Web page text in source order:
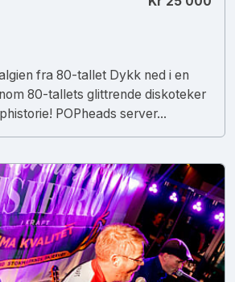
fra 80-tallet Dykk ned i en
80-tallets glittrende diskoteker
POPheads server...